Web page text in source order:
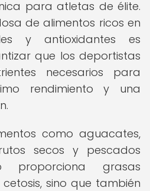
para atletas de élite.
de alimentos ricos en
y antioxidantes es
que los deportistas
necesarios para
rendimiento y una
como aguacates,
secos y pescados
grasas
sino que también